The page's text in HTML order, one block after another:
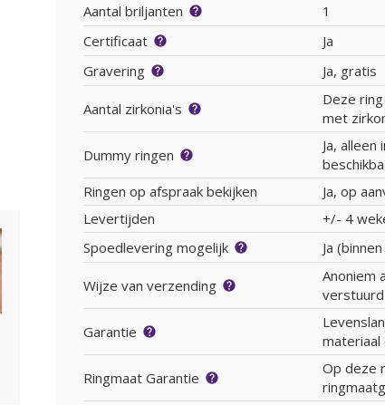
Aantal briljanten
1
Certificaat
Ja
Gravering
Ja, gratis
Aantal zirkonia's
Deze
met
Dummy ringen
Ja, alleen
Ringen op afspraak bekijken
Ja, op
Levertijden
+/- 4
Spoedlevering mogelijk
Ja
Wijze van verzending
Anoniem
Garantie
materiaal
Ringmaat Garantie
Op deze